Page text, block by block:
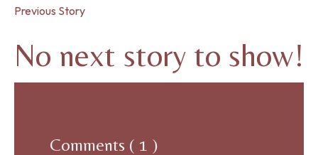
Previous Story
No next story to show!
Comments ( 1 )